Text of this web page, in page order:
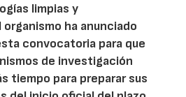
limpias y
ha anunciado
convocatoria para que
de investigación
tiempo para preparar sus